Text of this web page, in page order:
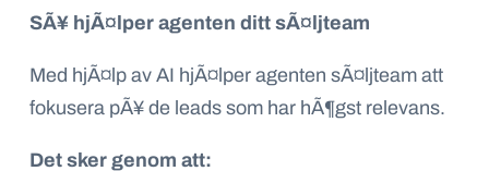
SÃ¥ hjÃ¤lper agenten ditt sÃ¤ljteam
Med hjÃ¤lp av AI hjÃ¤lper agenten sÃ¤ljteam att
fokusera pÃ¥ de leads som har hÃ¶gst relevans.
Det sker genom att: